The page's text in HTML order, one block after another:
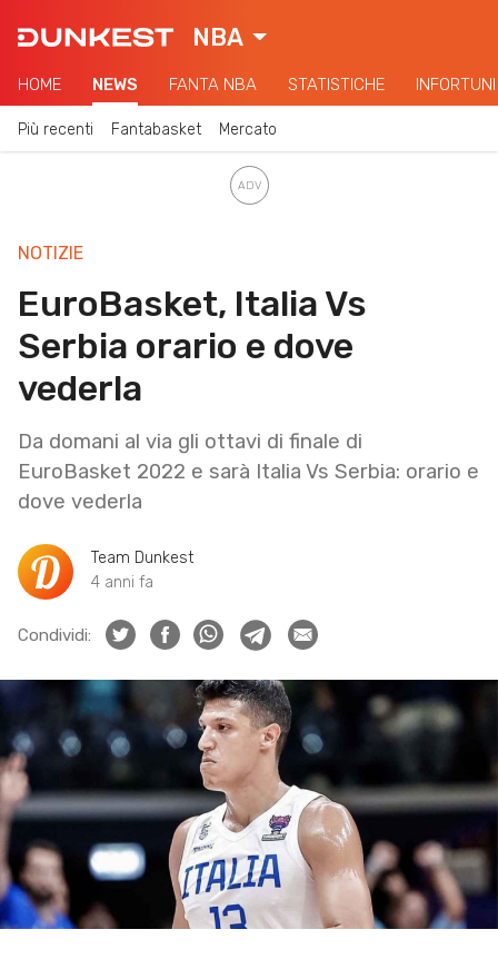
NBA
HOME NEWS FANTA NBA STATISTICHE INFORTUNI
Più recenti Fantabasket Mercato
NOTIZIE
EuroBasket, Italia Vs
Serbia orario e dove
vederla
Da domani al via gli ottavi di finale di
EuroBasket 2022 e sarà Italia Vs Serbia: orario e
dove vederla
Team Dunkest
4 anni fa
Condividi: